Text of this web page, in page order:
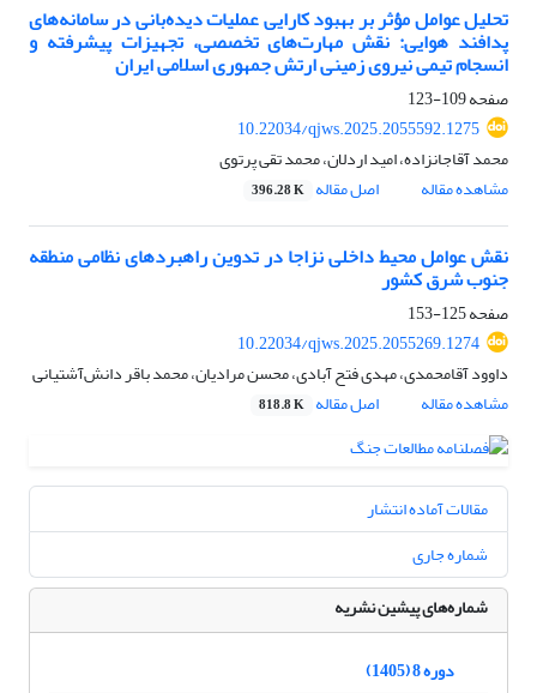
تحلیل عوامل مؤثر بر بهبود کارایی عملیات دیده‌بانی در سامانه‌های
پدافند هوایی: نقش مهارت‌های تخصصی، تجهیزات پیشرفته و
انسجام تیمی نیروی زمینی ارتش جمهوری اسلامی ایران
صفحه109-123
10.22034/qjws.2025.2055592.1275
محمد آقاجانزاده، امید اردلان، محمد تقی پرتوی
مشاهده مقاله
اصل مقاله 396.28 K
نقش عوامل محیط داخلی نزاجا در تدوین راهبردهای نظامی منطقه
جنوب شرق کشور
صفحه125-153
10.22034/qjws.2025.2055269.1274
داوود آقامحمدی، مهدی فتح آبادی، محسن مرادیان، محمد باقر دانش‌آشتیانی
مشاهده مقاله
اصل مقاله 818.8 K
مقالات آماده انتشار
شماره جاری
شماره‌های پیشین نشریه
دوره 8 (1405)